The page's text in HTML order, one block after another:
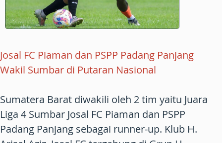
Josal FC Piaman dan PSPP Padang Panjang
Wakil Sumbar di Putaran Nasional
Sumatera Barat diwakili oleh 2 tim yaitu Juara
Liga 4 Sumbar Josal FC Piaman dan PSPP
Padang Panjang sebagai runner-up. Klub H.